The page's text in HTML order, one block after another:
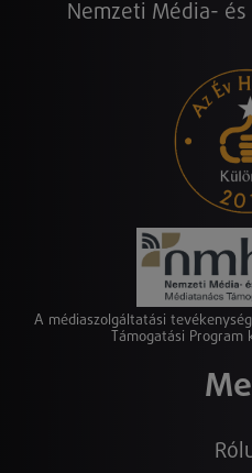
Nemzeti Média-
A médiaszolgáltatási
Támogatási